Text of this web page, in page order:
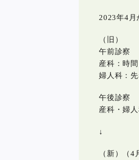
2023年4月
（旧）
午前診察
産科：時
婦人科：
午後診察
産科・婦
↓
（新）（4